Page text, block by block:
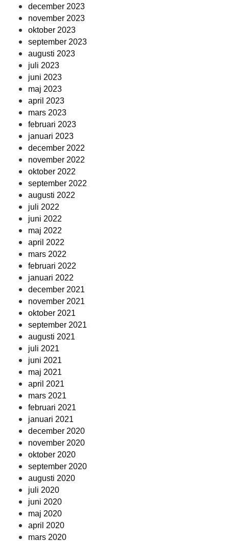
december 2023
november 2023
oktober 2023
september 2023
augusti 2023
juli 2023
juni 2023
maj 2023
april 2023
mars 2023
februari 2023
januari 2023
december 2022
november 2022
oktober 2022
september 2022
augusti 2022
juli 2022
juni 2022
maj 2022
april 2022
mars 2022
februari 2022
januari 2022
december 2021
november 2021
oktober 2021
september 2021
augusti 2021
juli 2021
juni 2021
maj 2021
april 2021
mars 2021
februari 2021
januari 2021
december 2020
november 2020
oktober 2020
september 2020
augusti 2020
juli 2020
juni 2020
maj 2020
april 2020
mars 2020